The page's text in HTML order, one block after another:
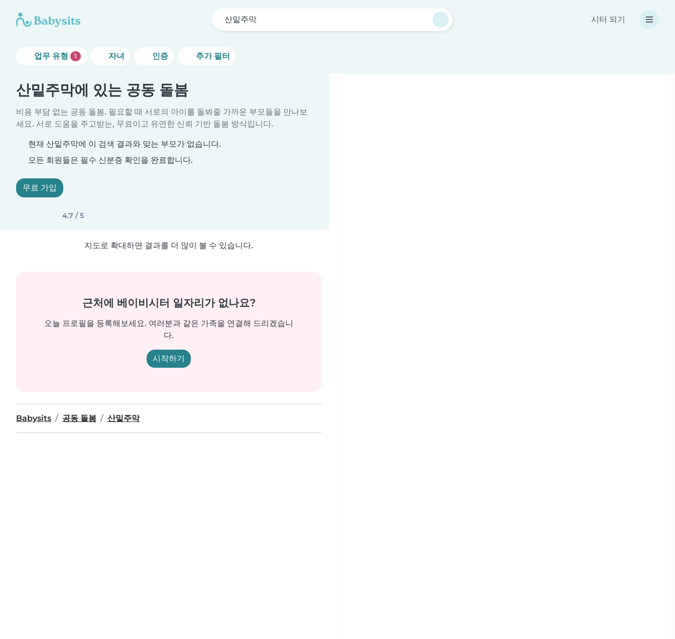
산밑주막 시터 되기
업무 유형 1 자녀 인증 추가 필터
산밑주막에 있는 공동 돌봄
비용 부담 없는 공동 돌봄. 필요할 때 서로의 아이를 돌봐줄 가까운 부모들을 만나보
세요. 서로 도움을 주고받는, 무료이고 유연한 신뢰 기반 돌봄 방식입니다.
현재 산밑주막에 이 검색 결과와 맞는 부모가 없습니다.
모든 회원들은 필수 신분증 확인을 완료합니다.
무료 가입
4.7 / 5
지도로 확대하면 결과를 더 많이 볼 수 있습니다.
근처에 베이비시터 일자리가 없나요?
오늘 프로필을 등록해보세요. 여러분과 같은 가족을 연결해 드리겠습니
다.
시작하기
Babysits 공동 돌봄 산밑주막